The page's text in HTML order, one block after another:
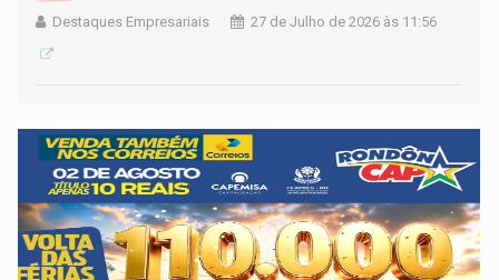
Destaques Empresariais 27 de Julho de 2026 às 11:56